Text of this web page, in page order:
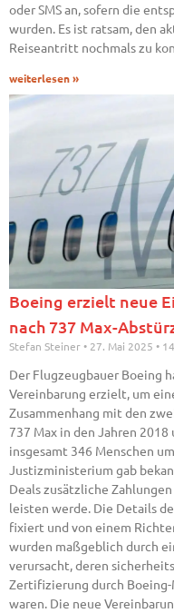
oder SMS an, sofern die
wurden. Es ist ratsam, den
Reiseantritt nochmals zu
weiterlesen »
Boeing erzielt neue
nach 737 Max-
Stefan Steiner 27. Mai 2025
Der Flugzeugbauer Boeing
Vereinbarung erzielt, um
Zusammenhang mit den
737 Max in den Jahren
insgesamt 346 Menschen
Justizministerium gab
Deals zusätzliche
leisten werde. Die Details
fixiert und von einem
wurden maßgeblich durch
verursacht, deren
Zertifizierung durch
waren. Die neue